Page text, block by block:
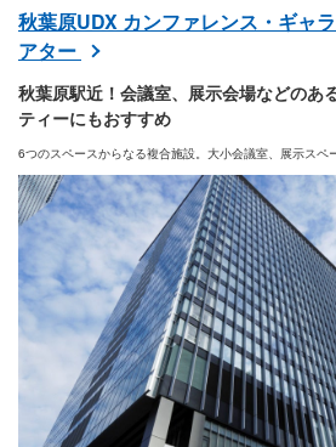
秋葉原UDX カンファレンス・ギャ
アター
秋葉原駅近！会議室、展示会場などの
ティーにもおすすめ
6つのスペースからなる複合施設。大小会議室、展示スペ